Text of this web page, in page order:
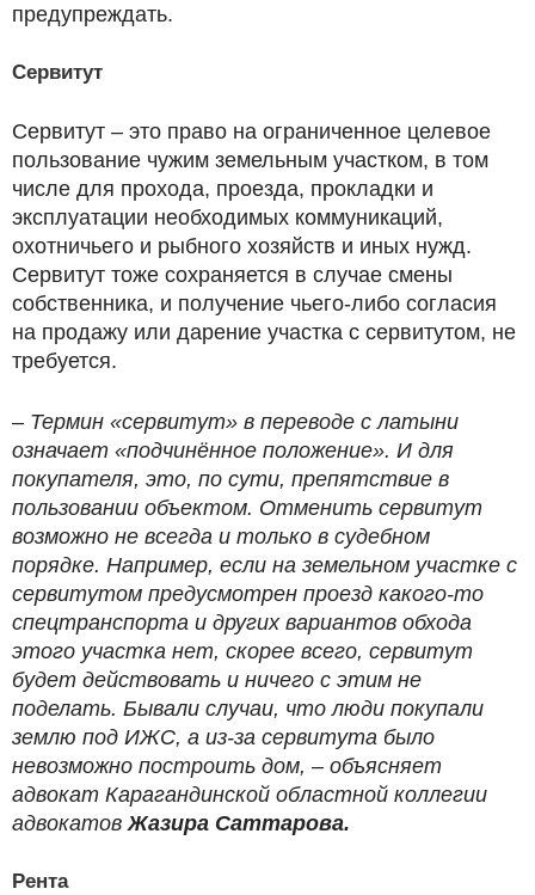
предупреждать.
Сервитут
Сервитут – это право на ограниченное целевое
пользование чужим земельным участком, в том
числе для прохода, проезда, прокладки и
эксплуатации необходимых коммуникаций,
охотничьего и рыбного хозяйств и иных нужд.
Сервитут тоже сохраняется в случае смены
собственника, и получение чьего-либо согласия
на продажу или дарение участка с сервитутом, не
требуется.
– Термин «сервитут» в переводе с латыни
означает «подчинённое положение». И для
покупателя, это, по сути, препятствие в
пользовании объектом. Отменить сервитут
возможно не всегда и только в судебном
порядке. Например, если на земельном участке с
сервитутом предусмотрен проезд какого-то
спецтранспорта и других вариантов обхода
этого участка нет, скорее всего, сервитут
будет действовать и ничего с этим не
поделать. Бывали случаи, что люди покупали
землю под ИЖС, а из-за сервитута было
невозможно построить дом, – объясняет
адвокат Карагандинской областной коллегии
адвокатов Жазира Саттарова.
Рента